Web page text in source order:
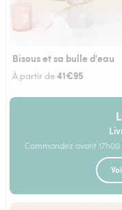
Bisous et sa bulle d'eau
À partir de41€95
Commandez avant